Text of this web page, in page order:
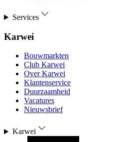
Services
Karwei
Bouwmarkten
Club Karwei
Over Karwei
Klantenservice
Duurzaamheid
Vacatures
Nieuwsbrief
Karwei